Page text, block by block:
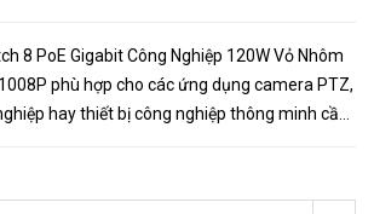
8 PoE Gigabit Công Nghiệp 120W Vỏ Nhôm
phù hợp cho các ứng dụng camera PTZ,
hay thiết bị công nghiệp thông minh cần